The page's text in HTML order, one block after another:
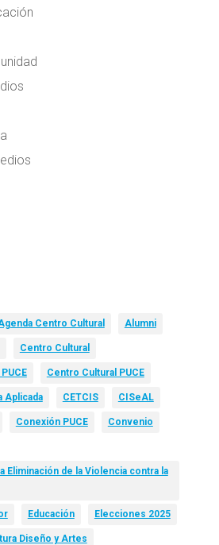
Centro Cultural Alumni
Centro Cultural
Centro Cultural PUCE
Aplicada CETCIS CISeAL
Conexión PUCE Convenio
Eliminación de la Violencia contra la
Educación Elecciones 2025
Diseño y Artes